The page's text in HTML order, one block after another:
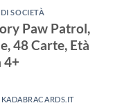
SOCIETÀ
Paw Patrol,
48 Carte, Età
4+
KADABRACARDS.IT